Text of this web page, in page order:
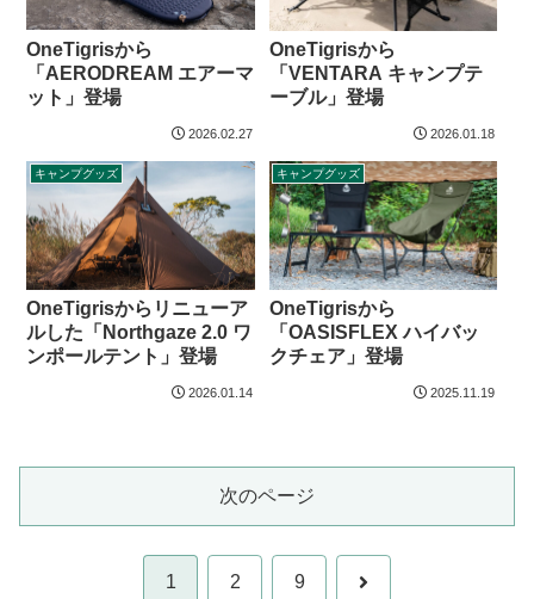
OneTigrisから
「AERODREAM エアーマ
ット」登場
2026.02.27
OneTigrisから
「VENTARA キャンプテ
ーブル」登場
2026.01.18
キャンプグッズ
OneTigrisからリニューア
ルした「Northgaze 2.0 ワ
ンポールテント」登場
2026.01.14
キャンプグッズ
OneTigrisから
「OASISFLEX ハイバッ
クチェア」登場
2025.11.19
次のページ
1 2 9 次